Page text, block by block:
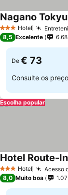
3 EstrelasHotel
Nagano
8,5 Excelente
De € 73
Consulte os
Escolha popular
3 EstrelasHotel Acesso
Hotel Route-
8,0 Muito boa